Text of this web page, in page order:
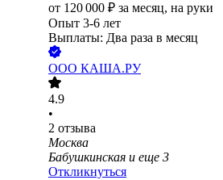
от 120 000 ₽ за месяц, на руки
Опыт 3-6 лет
Выплаты: Два раза в месяц
ООО КАША.РУ
4.9
•
2 отзыва
Москва
Бабушкинская и еще 3
Откликнуться